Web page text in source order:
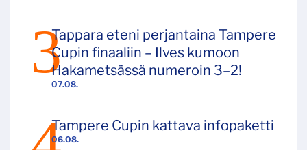
07.08.
Tappara eteni perjantaina Tampere
Cupin finaaliin – Ilves kumoon
Hakametsässä numeroin 3–2!
06.08.
Tampere Cupin kattava infopaketti